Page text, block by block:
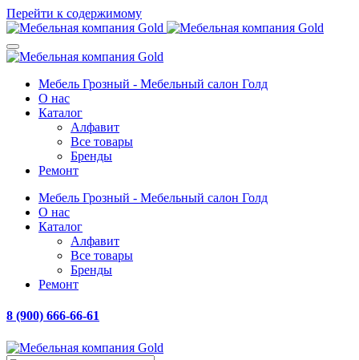
Перейти к содержимому
Мебель Грозный - Мебельный салон Голд
О нас
Каталог
Алфавит
Все товары
Бренды
Ремонт
Мебель Грозный - Мебельный салон Голд
О нас
Каталог
Алфавит
Все товары
Бренды
Ремонт
8 (900) 666-66-61